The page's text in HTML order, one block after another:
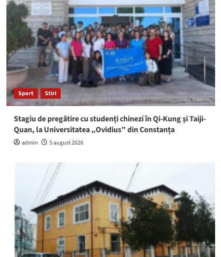
Sport Stiri
Stagiu de pregătire cu studenți chinezi în Qi-Kung și Taiji-
Quan, la Universitatea „Ovidius” din Constanța
admin 5 august 2026